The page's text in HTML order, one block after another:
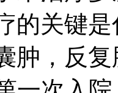
的关键
肿，反